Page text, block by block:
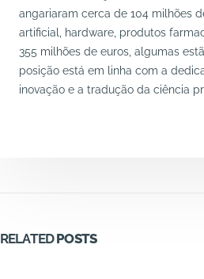
angariaram cerca de 104 milhões
artificial, hardware, produtos
355 milhões de euros, algumas
posição está em linha com a
inovação e a tradução da ciência
RELATEDPOSTS